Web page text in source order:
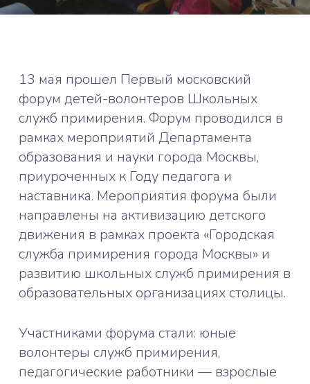
13 мая прошел Первый московский
форум детей-волонтеров Школьных
служб примирения. Форум проводился в
рамках мероприятий Департамента
образования и науки города Москвы,
приуроченных к Году педагога и
наставника. Мероприятия форума были
направлены на активизацию детского
движения в рамках проекта «Городская
служба примирения города Москвы» и
развитию школьных служб примирения в
образовательных организациях столицы.
Участниками форума стали: юные
волонтеры служб примирения,
педагогические работники — взрослые